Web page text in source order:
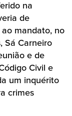
na
de
mandato, no
Sá Carneiro
e de
Civil e
um inquérito
crimes